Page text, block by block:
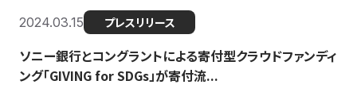
2024.03.15 プレスリリース
ソニー銀行とコングラントによる寄付型クラウドファンディ
ング「GIVING for SDGs」が寄付流...